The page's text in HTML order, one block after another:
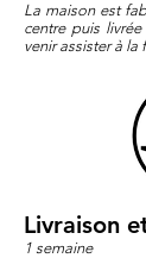
La maison est
centre puis
venir assister à
Livraison
1 semaine